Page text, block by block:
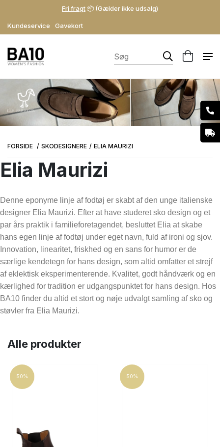
Kundeservice Gavekort
Fri fragt📦 (Gælder ikke udsalg)
FORSIDE SKODESIGNERE ELIA MAURIZI
Størrelse
36
36,5
37
37,5
39
39,5
40,5
41
Elia Maurizi
Denne eponyme linje af fodtøj er skabt af den unge italienske
designer Elia Maurizi. Efter at have studeret sko design og et
par års praktik i familieforetagendet, besluttet Elia at skabe
hans egen linje af fodtøj under eget navn, fuld af ironi og sjov.
Innovation, linearitet, friskhed og en sans for humor er de
særlige kendetegn for hans design, som altid omfatter et strejf
af eklektisk eksperimenterende. Kvalitet, godt håndværk og en
kærlighed for tradition er udgangspunktet for hans design. Hos
BA10 finder du altid et stort og nøje udvalgt samling af sko og
støvler fra Elia Maurizi.
Alle produkter
50% 50%